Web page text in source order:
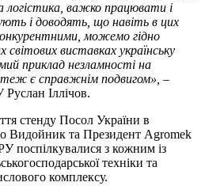
логістика, важко працювати і
і доводять, що навіть в цих
можемо гідно
виставках українську
приклад незламності на
є справжнім подвигом», –
Іллічов.
стенду Посол України в
Видойник та Президент Agromek
поспілкувалися з кожним із
техніки та
комплексу.